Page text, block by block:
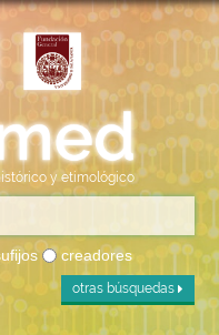
y etimológico
creadores
otras búsquedas